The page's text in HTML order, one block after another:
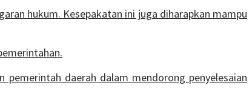
hukum. Kesepakatan ini juga diharapkan mampu
pemerintah daerah dalam mendorong penyelesaian